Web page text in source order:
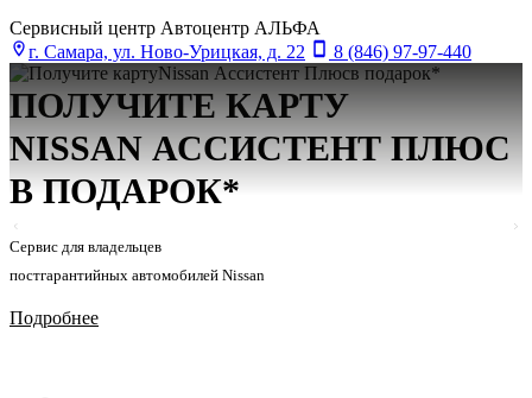
Сервисный центр Автоцентр АЛЬФА
г. Самара, ул. Ново-Урицкая, д. 22
8 (846) 97-97-440
ПОЛУЧИТЕ КАРТУ
NISSAN АСCИСТЕНТ ПЛЮС
В ПОДАРОК*
Сервис для владельцев
постгарантийных автомобилей Nissan
Подробнее